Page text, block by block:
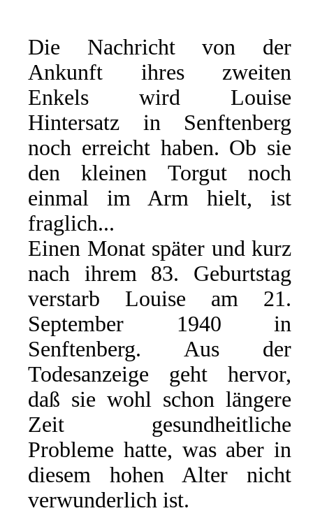
Die Nachricht von der
Ankunft ihres zweiten
Enkels wird Louise
Hintersatz in Senftenberg
noch erreicht haben. Ob sie
den kleinen Torgut noch
einmal im Arm hielt, ist
fraglich...
Einen Monat später und kurz
nach ihrem 83. Geburtstag
verstarb Louise am 21.
September 1940 in
Senftenberg. Aus der
Todesanzeige geht hervor,
daß sie wohl schon längere
Zeit gesundheitliche
Probleme hatte, was aber in
diesem hohen Alter nicht
verwunderlich ist.